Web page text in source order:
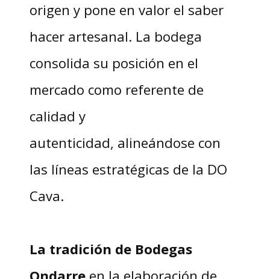
origen y pone en valor el saber
hacer artesanal. La bodega
consolida su posición en el
mercado como referente de
calidad y
autenticidad, alineándose con
las líneas estratégicas de la DO
Cava.
La tradición de Bodegas